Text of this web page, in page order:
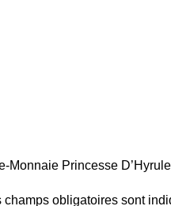
Monnaie Princesse
champs obligatoires sont